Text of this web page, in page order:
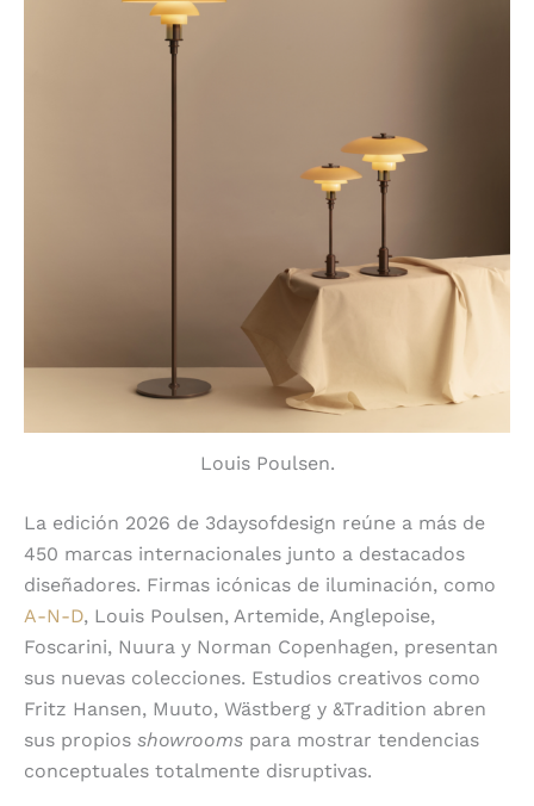
Louis Poulsen.
La edición 2026 de 3daysofdesign reúne a más de
450 marcas internacionales junto a destacados
diseñadores. Firmas icónicas de iluminación, como
A-N-D, Louis Poulsen, Artemide, Anglepoise,
Foscarini, Nuura y Norman Copenhagen, presentan
sus nuevas colecciones. Estudios creativos como
Fritz Hansen, Muuto, Wästberg y &Tradition abren
sus propios showrooms para mostrar tendencias
conceptuales totalmente disruptivas.